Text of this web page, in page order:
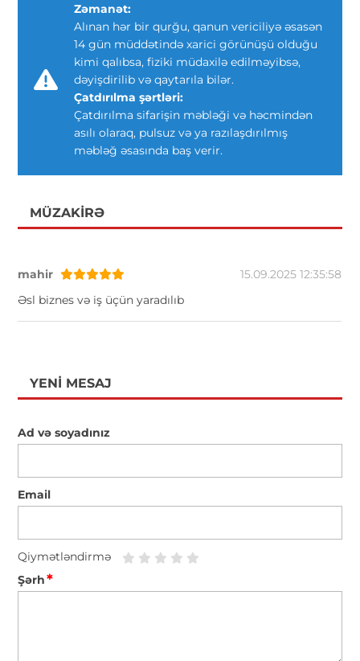
Zəmanət:
Alınan hər bir qurğu, qanun vericiliyə əsasən
14 gün müddətində xarici görünüşü olduğu
kimi qalıbsa, fiziki müdaxilə edilməyibsə,
dəyişdirilib və qaytarıla bilər.
Çatdırılma şərtləri:
Çatdırılma sifarişin məbləği və həcmindən
asılı olaraq, pulsuz və ya razılaşdırılmış
məbləğ əsasında baş verir.
MÜZAKIRƏ
mahir
15.09.2025 12:35:58
Əsl biznes və iş üçün yaradılıb
YENI MESAJ
Ad və soyadınız
Email
Qiymətləndirmə
Şərh*